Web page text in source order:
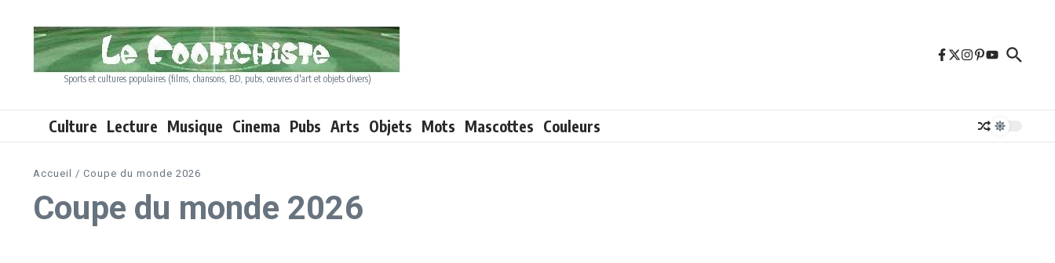
Sports et cultures populaires (films, chansons, BD, pubs, œuvres d'art et objets divers)
Culture Lecture Musique Cinema Pubs Arts Objets Mots Mascottes Couleurs
Accueil / Coupe du monde 2026
Coupe du monde 2026